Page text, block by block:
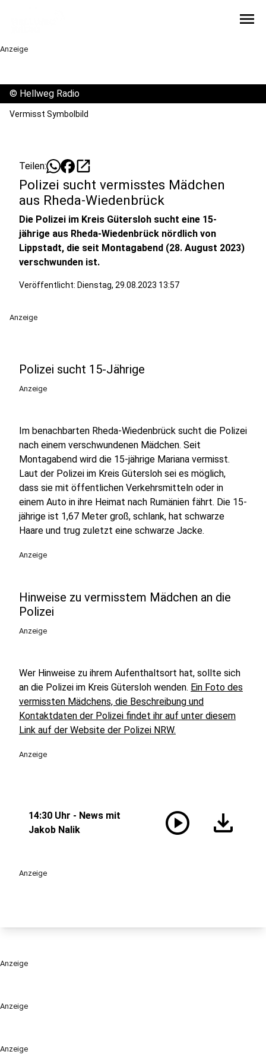
menu
Anzeige
Anzeige
Anzeige
© Hellweg Radio
Vermisst Symbolbild
Teilen: open_in_new
Polizei sucht vermisstes Mädchen
aus Rheda-Wiedenbrück
Die Polizei im Kreis Gütersloh sucht eine 15-
jährige aus Rheda-Wiedenbrück nördlich von
Lippstadt, die seit Montagabend (28. August 2023)
verschwunden ist.
Veröffentlicht: Dienstag, 29.08.2023 13:57
Anzeige
Polizei sucht 15-Jährige
Anzeige
Im benachbarten Rheda-Wiedenbrück sucht die Polizei
nach einem verschwundenen Mädchen. Seit
Montagabend wird die 15-jährige Mariana vermisst.
Laut der Polizei im Kreis Gütersloh sei es möglich,
dass sie mit öffentlichen Verkehrsmitteln oder in
einem Auto in ihre Heimat nach Rumänien fährt. Die 15-
jährige ist 1,67 Meter groß, schlank, hat schwarze
Haare und trug zuletzt eine schwarze Jacke.
Anzeige
Hinweise zu vermisstem Mädchen an die
Polizei
Anzeige
Wer Hinweise zu ihrem Aufenthaltsort hat, sollte sich
an die Polizei im Kreis Gütersloh wenden. Ein Foto des
vermissten Mädchens, die Beschreibung und
Kontaktdaten der Polizei findet ihr auf unter diesem
Link auf der Website der Polizei NRW.
Anzeige
14:30 Uhr - News mit
Jakob Nalik
play_circle download
Anzeige
Anzeige